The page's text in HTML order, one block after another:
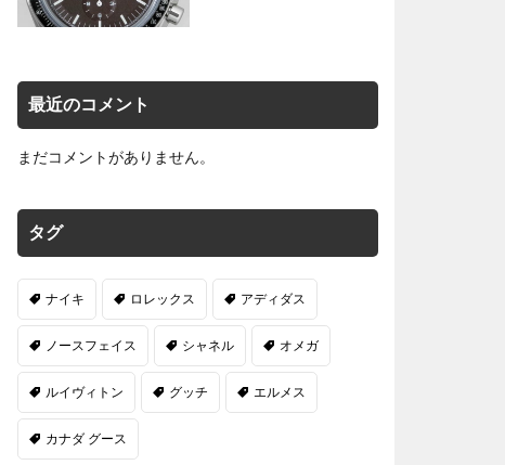
最近のコメント
まだコメントがありません。
タグ
ナイキ ロレックス アディダス
ノースフェイス シャネル オメガ
ルイヴィトン グッチ エルメス
カナダ グース